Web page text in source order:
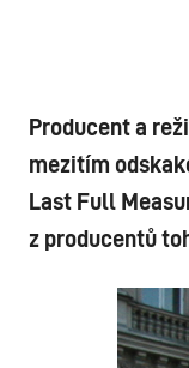
Producent a
mezitím
Last Full
z producentů